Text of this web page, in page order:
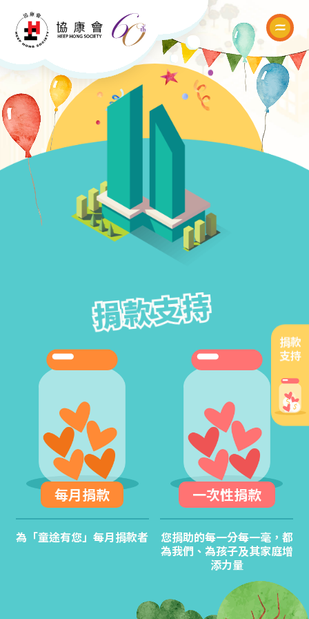
捐款支持
捐款支持
每月捐款
為「童途有您」每月捐款者
一次性捐款
您捐助的每一分每一毫，都
為我們、為孩子及其家庭增
添力量
捐款
支持